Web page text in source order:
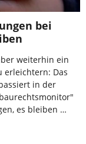
bei
weiterhin ein
erleichtern: Das
in der
es bleiben …